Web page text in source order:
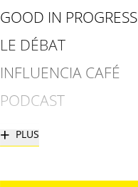
GOOD IN PROGRESS
LE DÉBAT
INFLUENCIA CAFÉ
PODCAST
+ PLUS